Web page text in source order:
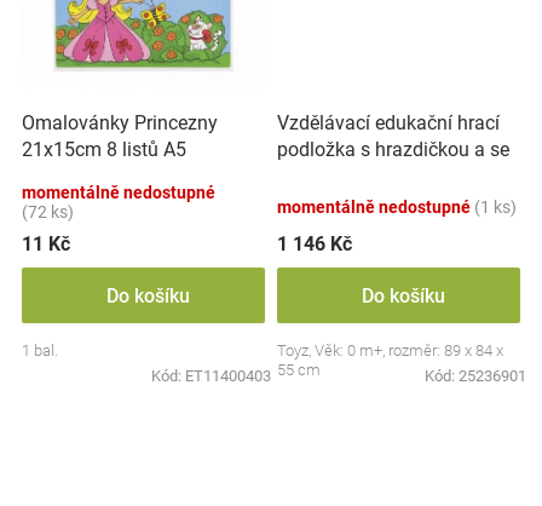
Omalovánky Princezny
21x15cm 8 listů A5
momentálně nedostupné
(72 ks)
11 Kč
Do košíku
1 bal.
Kód: ET11400403
Vzdělávací edukační hrací
podložka s hrazdičkou a se
momentálně nedostupné (1 ks)
1 146 Kč
Do košíku
Toyz, Věk: 0 m+, rozměr: 89 x 84 x
55 cm
Kód: 25236901